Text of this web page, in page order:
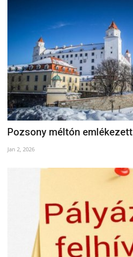
Pozsony méltón emlékezett
Jan 2, 2026